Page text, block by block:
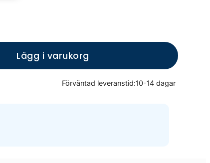
Lägg i varukorg
Förväntad leveranstid:10-14 dagar